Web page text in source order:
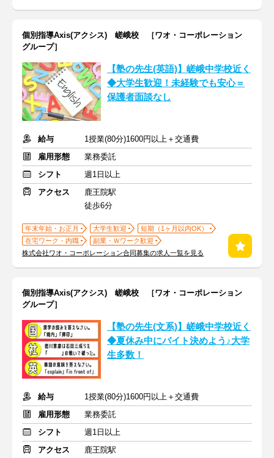
個別指導Axis(アクシス) 嵯峨校 ［ワオ・コーポレーション
グループ］
【塾の先生(英語)】嵯峨中学校近く
◆大学生歓迎！未経験でも安心＝
保護者面談なし
給与
1授業(80分)1600円以上＋交通費
雇用形態
業務委託
シフト
週1日以上
アクセス
鹿王院駅
徒歩6分
年末年始・お正月 大学生歓迎
短期（1ヶ月以内OK）
在宅ワーク・内職
副業・Ｗワーク歓迎
株式会社ワオ・コーポレーション合同募集の求人一覧を見る
個別指導Axis(アクシス) 嵯峨校 ［ワオ・コーポレーション
グループ］
【塾の先生(文系)】嵯峨中学校近く
◆夏休み中にバイト決めよう♪大学
生多数！
給与
1授業(80分)1600円以上＋交通費
雇用形態
業務委託
シフト
週1日以上
アクセス
鹿王院駅